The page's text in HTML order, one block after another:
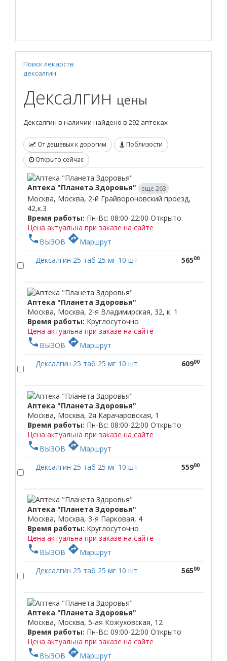
Поиск лекарств
дексалгин
Дексалгин цены
Дексалгин в наличии найдено в 292 аптеках
От дешевых к дорогим
Поблизости
Открыто сейчас
Аптека "Планета Здоровья" еще 263
Москва, Москва, 2-й Грайвороновский проезд,
42,к.3
Время работы: Пн-Вс: 08:00-22:00 Открыто
Цена актуальна при заказе на сайте
phone ВЫЗОВ directionsМаршрут
Дексалгин 25 таб 25 мг 10 шт
56500
Аптека "Планета Здоровья"
Москва, Москва, 2-я Владимирская, 32, к. 1
Время работы: Круглосуточно
Цена актуальна при заказе на сайте
phone ВЫЗОВ directionsМаршрут
Дексалгин 25 таб 25 мг 10 шт
60900
Аптека "Планета Здоровья"
Москва, Москва, 2я Карачаровская, 1
Время работы: Пн-Вс: 08:00-22:00 Открыто
Цена актуальна при заказе на сайте
phone ВЫЗОВ directionsМаршрут
Дексалгин 25 таб 25 мг 10 шт
55900
Аптека "Планета Здоровья"
Москва, Москва, 3-я Парковая, 4
Время работы: Круглосуточно
Цена актуальна при заказе на сайте
phone ВЫЗОВ directionsМаршрут
Дексалгин 25 таб 25 мг 10 шт
56500
Аптека "Планета Здоровья"
Москва, Москва, 5-ая Кожуховская, 12
Время работы: Пн-Вс: 09:00-22:00 Открыто
Цена актуальна при заказе на сайте
phone ВЫЗОВ directionsМаршрут